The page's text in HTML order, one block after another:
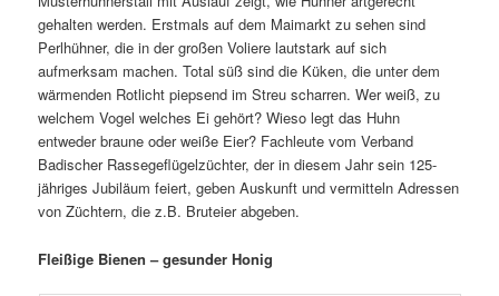
gehalten werden. Erstmals auf dem Maimarkt zu sehen sind
Perlhühner, die in der großen Voliere lautstark auf sich
aufmerksam machen. Total süß sind die Küken, die unter dem
wärmenden Rotlicht piepsend im Streu scharren. Wer weiß, zu
welchem Vogel welches Ei gehört? Wieso legt das Huhn
entweder braune oder weiße Eier? Fachleute vom Verband
Badischer Rassegeflügelzüchter, der in diesem Jahr sein 125-
jähriges Jubiläum feiert, geben Auskunft und vermitteln Adressen
von Züchtern, die z.B. Bruteier abgeben.
Fleißige Bienen – gesunder Honig